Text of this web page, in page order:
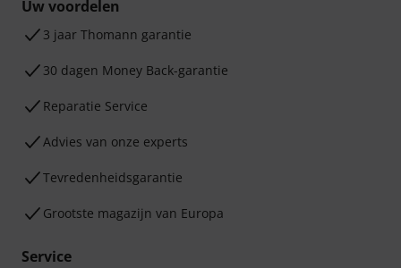
Uw voordelen
3 jaar Thomann garantie
30 dagen Money Back-garantie
Reparatie Service
Advies van onze experts
Tevredenheidsgarantie
Grootste magazijn van Europa
Service